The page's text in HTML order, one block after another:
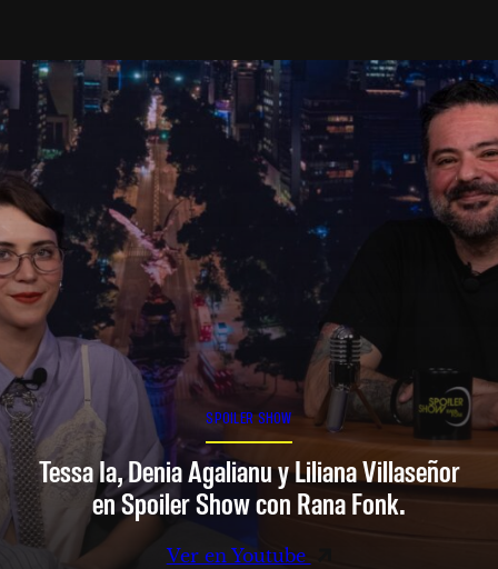
SPOILER SHOW
Tessa Ia, Denia Agalianu y Liliana Villaseñor
en Spoiler Show con Rana Fonk.
Ver en Youtube